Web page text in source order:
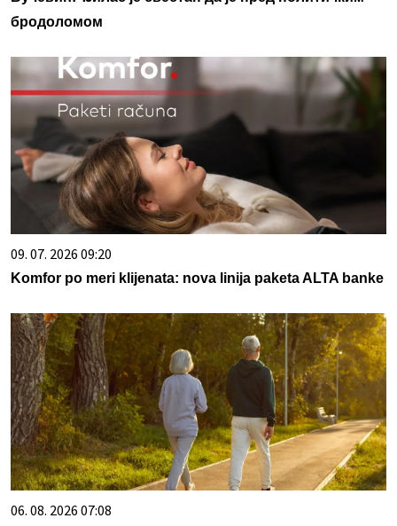
бродоломом
09. 07. 2026 09:20
Komfor po meri klijenata: nova linija paketa ALTA banke
06. 08. 2026 07:08